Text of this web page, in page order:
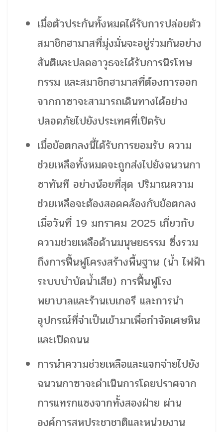
เมื่อตัวประกันทั้งหมดได้รับการปล่อยตัว
สมาชิกฮามาสที่มุ่งมั่นจะอยู่ร่วมกันอย่าง
สันติและปลดอาวุธจะได้รับการนิรโทษ
กรรม และสมาชิกฮามาสที่ต้องการออก
จากกาซาจะสามารถเดินทางได้อย่าง
ปลอดภัยไปยังประเทศที่เปิดรับ
เมื่อข้อตกลงนี้ได้รับการยอมรับ ความ
ช่วยเหลือทั้งหมดจะถูกส่งไปยังฉนวนกา
ซาทันที อย่างน้อยที่สุด ปริมาณความ
ช่วยเหลือจะต้องสอดคล้องกับข้อตกลง
เมื่อวันที่ 19 มกราคม 2025 เกี่ยวกับ
ความช่วยเหลือด้านมนุษยธรรม ซึ่งรวม
ถึงการฟื้นฟูโครงสร้างพื้นฐาน (น้ำ ไฟฟ้า
ระบบบำบัดน้ำเสีย) การฟื้นฟูโรง
พยาบาลและร้านเบเกอรี และการนำ
อุปกรณ์ที่จำเป็นเข้ามาเพื่อกำจัดเศษหิน
และเปิดถนน
การนำความช่วยเหลือและแจกจ่ายไปยัง
ฉนวนกาซาจะดำเนินการโดยปราศจาก
การแทรกแซงจากทั้งสองฝ่าย ผ่าน
องค์การสหประชาชาติและหน่วยงาน